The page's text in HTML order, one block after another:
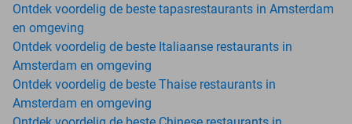
Ontdek voordelig de beste tapasrestaurants in Amsterdam
en omgeving
Ontdek voordelig de beste Italiaanse restaurants in
Amsterdam en omgeving
Ontdek voordelig de beste Thaise restaurants in
Amsterdam en omgeving